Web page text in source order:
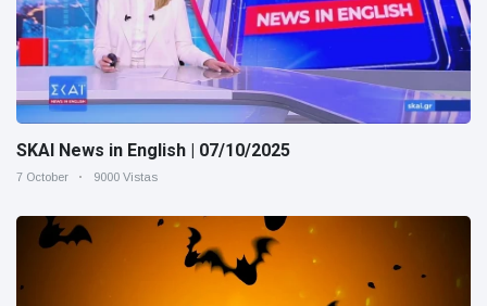
SKAI News in English | 07/10/2025
7 October 9000 Vistas